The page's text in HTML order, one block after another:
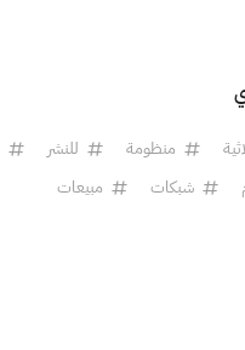
منظومة للنشر
شبكات مبيعات